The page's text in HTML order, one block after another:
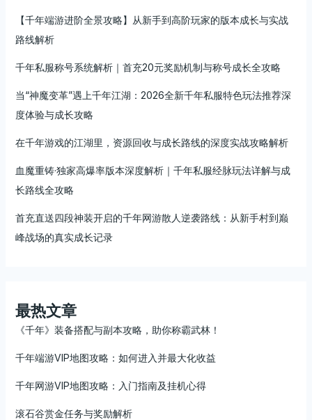
【千年端游进阶全景攻略】从新手到高阶玩家的版本成长与实战
路线解析
千年私服称号系统解析｜首充20元奖励机制与称号成长全攻略
当“神魔变革”遇上千年江湖：2026全新千年私服特色玩法推荐深
度体验与成长攻略
在千年游戏的江湖里，资源回收与成长路线的深度实战攻略解析
血魔重铸·独家高爆率版本深度解析｜千年私服经脉玩法详解与成
长路线全攻略
首充直送四段神装开启的千年网游散人逆袭路线：从新手村到巅
峰战场的真实成长记录
最热文章
《千年》装备搭配与副本攻略，助你称霸武林！
千年端游VIP地图攻略：如何进入并最大化收益
千年网游VIP地图攻略：入门指南及挂机心得
滚石谷赏金任务与奖励解析